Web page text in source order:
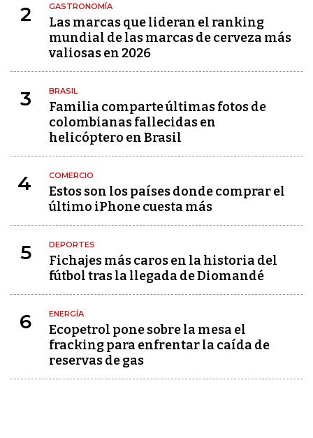
2 GASTRONOMÍA
Las marcas que lideran el ranking
mundial de las marcas de cerveza más
valiosas en 2026
3 BRASIL
Familia comparte últimas fotos de
colombianas fallecidas en
helicóptero en Brasil
4 COMERCIO
Estos son los países donde comprar el
último iPhone cuesta más
5 DEPORTES
Fichajes más caros en la historia del
fútbol tras la llegada de Diomandé
6 ENERGÍA
Ecopetrol pone sobre la mesa el
fracking para enfrentar la caída de
reservas de gas